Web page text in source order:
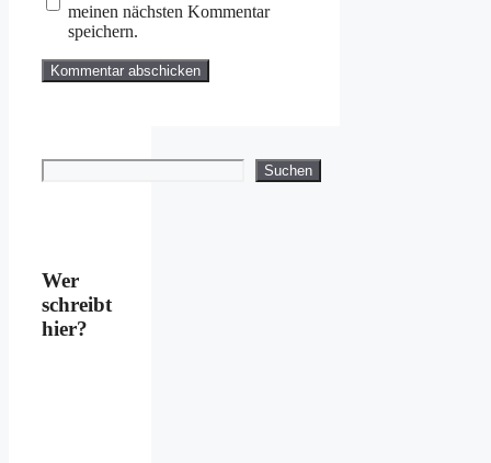
meinen nächsten Kommentar
speichern.
Suchen Suchen
Wer
schreibt
hier?